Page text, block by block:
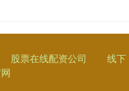
股票在线配资公司
线下